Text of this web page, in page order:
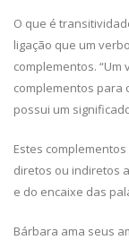
O que é
ligação que um
complementos.
complementos para
possui um
Estes
diretos ou indiretos
e do encaixe das
Bárbara ama seus